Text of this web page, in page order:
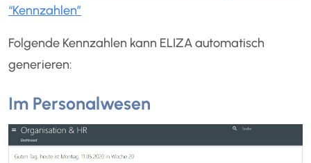
“Kennzahlen”
Folgende Kennzahlen kann ELIZA automatisch
generieren:
Im Personalwesen